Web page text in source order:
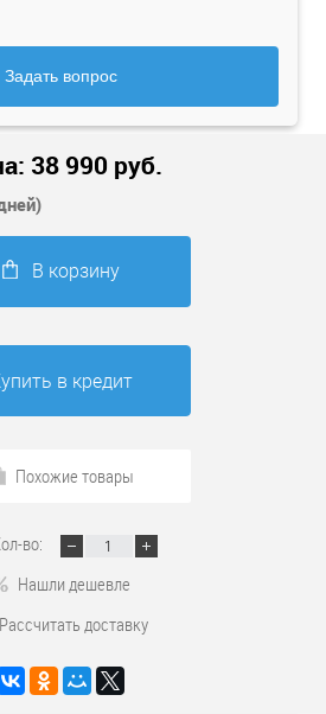
Задать вопрос
38 990 руб.
В корзину
в кредит
Похожие товары
во:
Нашли дешевле
Рассчитать доставку